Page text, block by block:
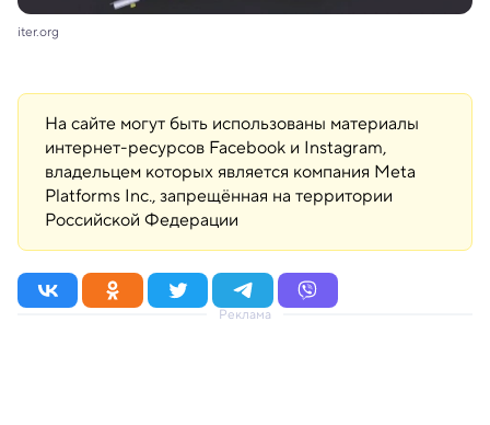
iter.org
На сайте могут быть использованы материалы
интернет-ресурсов Facebook и Instagram,
владельцем которых является компания Meta
Platforms Inc., запрещённая на территории
Российской Федерации
Реклама